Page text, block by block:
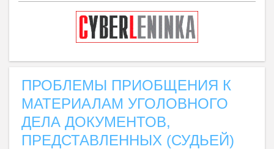
ПРОБЛЕМЫ ПРИОБЩЕНИЯ К
МАТЕРИАЛАМ УГОЛОВНОГО
ДЕЛА ДОКУМЕНТОВ,
ПРЕДСТАВЛЕННЫХ (СУДЬЕЙ)